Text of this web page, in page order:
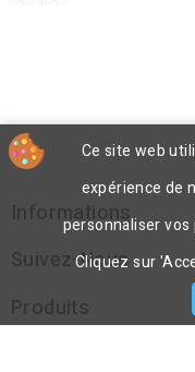
Informations
Suivez-Nous
Produits
Ce site web
expérience de
personnaliser
Cliquez sur